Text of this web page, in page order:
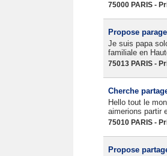
75000 PARIS -
Propose
Je suis papa
familiale en
75013 PARIS -
Cherche
Hello tout le
aimerions partir
75010 PARIS -
Propose